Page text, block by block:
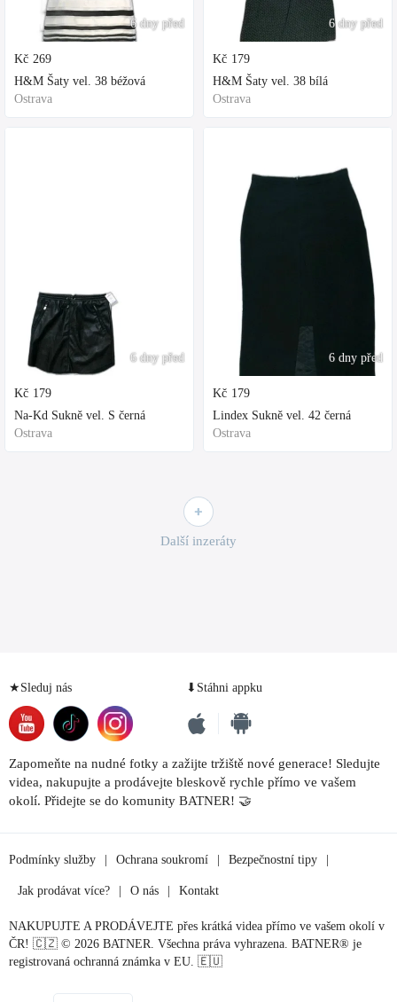
6 dny před
Kč 269
H&M Šaty vel. 38 béžová
Ostrava
6 dny před
Kč 179
Na-Kd Sukně vel. S černá
Ostrava
6 dny před
Kč 179
H&M Šaty vel. 38 bílá
Ostrava
6 dny před
Kč 179
Lindex Sukně vel. 42 černá
Ostrava
Další inzeráty
★Sleduj nás ⬇Stáhni appku
Zapomeňte na nudné fotky a zažijte tržiště nové generace! Sledujte
videa, nakupujte a prodávejte bleskově rychle přímo ve vašem
okolí. Přidejte se do komunity BATNER! 🤝
Podmínky služby Ochrana soukromí Bezpečnostní tipy
Jak prodávat více? O nás Kontakt
NAKUPUJTE A PRODÁVEJTE přes krátká videa přímo ve vašem okolí v
ČR! 🇨🇿 © 2026 BATNER. Všechna práva vyhrazena. BATNER® je
registrovaná ochranná známka v EU. 🇪🇺